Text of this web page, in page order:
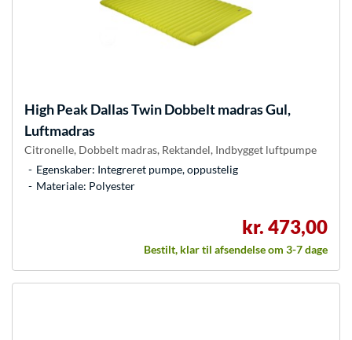
High PeakDallas Twin Dobbelt madras Gul,
Luftmadras
Citronelle, Dobbelt madras, Rektandel, Indbygget luftpumpe
Egenskaber: Integreret pumpe, oppustelig
Materiale: Polyester
kr. 473,00
Bestilt, klar til afsendelse om 3-7 dage